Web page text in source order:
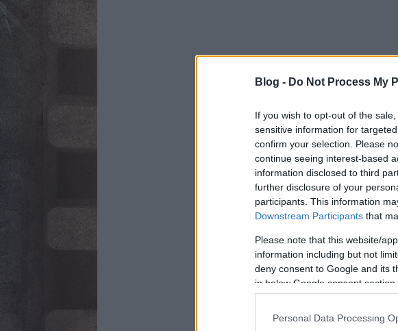
Blog - Do Not Process My
If you wish to opt-out of the
sensitive information for
confirm your selection. Please
continue seeing interest-based
information disclosed to third
further disclosure of your
participants. This information
Downstream Participants that
Please note that this website/
information including but not
deny consent to Google and its
in below Google consent section.
Personal Data Processing